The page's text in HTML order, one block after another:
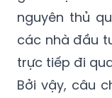
nguyên thủ
các nhà đầu
trực tiếp đi
Bởi vậy, câu